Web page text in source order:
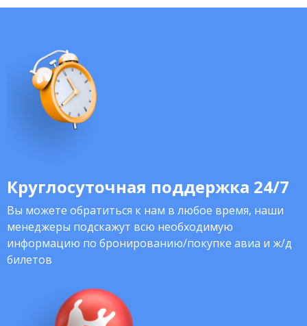
Круглосуточная поддержка 24/7
Вы можете обратиться к нам в любое время, наши
менеджеры подскажут всю необходимую
информацию по бронированию/покупке авиа и ж/д
билетов